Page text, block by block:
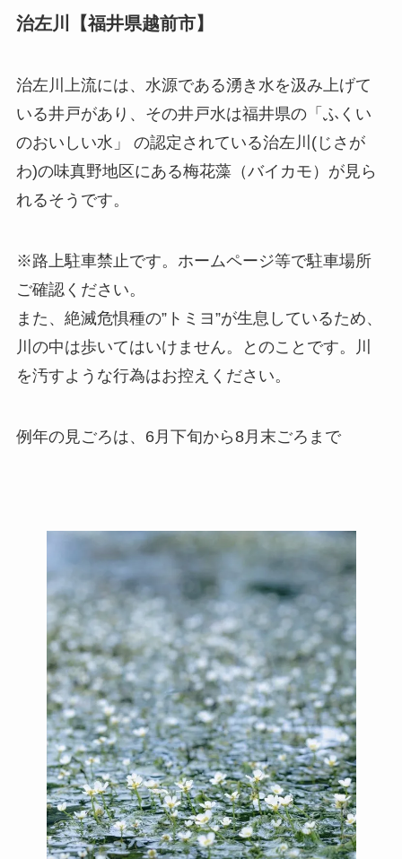
治左川【福井県越前市】
治左川上流には、水源である湧き水を汲み上げて
いる井戸があり、その井戸水は福井県の「ふくい
のおいしい水」 の認定されている治左川(じさが
わ)の味真野地区にある梅花藻（バイカモ）が見ら
れるそうです。
※路上駐車禁止です。ホームページ等で駐車場所
ご確認ください。
また、絶滅危惧種の”トミヨ”が生息しているため、
川の中は歩いてはいけません。とのことです。川
を汚すような行為はお控えください。
例年の見ごろは、6月下旬から8月末ごろまで